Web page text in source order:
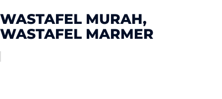
WASTAFEL MURAH,
WASTAFEL MARMER